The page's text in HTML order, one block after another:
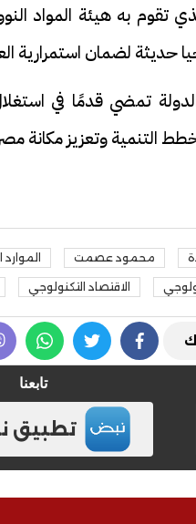
تقوم به هيئة المواد
حديثة لضمان استمرارية
تمضي قدمًا في
التنمية وتعزيز مكانة
محمود عصمت
الاقتصاد التكنولوجي
تابعنا
تطبيق